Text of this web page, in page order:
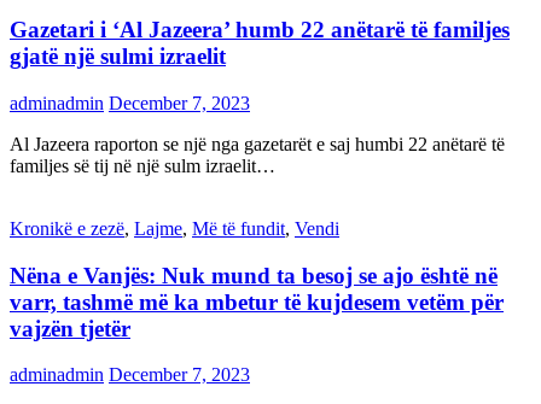
Gazetari i ‘Al Jazeera’ humb 22 anëtarë të familjes
gjatë një sulmi izraelit
adminadmin December 7, 2023
Al Jazeera raporton se një nga gazetarët e saj humbi 22 anëtarë të
familjes së tij në një sulm izraelit…
Kronikë e zezë, Lajme, Më të fundit, Vendi
Nëna e Vanjës: Nuk mund ta besoj se ajo është në
varr, tashmë më ka mbetur të kujdesem vetëm për
vajzën tjetër
adminadmin December 7, 2023